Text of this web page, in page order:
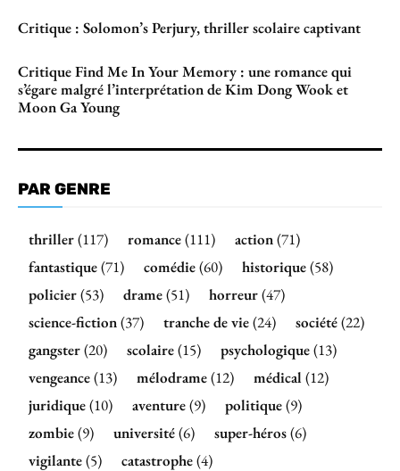
Critique : Solomon’s Perjury, thriller scolaire captivant
Critique Find Me In Your Memory : une romance qui
s’égare malgré l’interprétation de Kim Dong Wook et
Moon Ga Young
PAR GENRE
thriller(117) romance(111) action(71)
fantastique(71) comédie(60) historique(58)
policier(53) drame(51) horreur(47)
science-fiction(37) tranche de vie(24) société(22)
gangster(20) scolaire(15) psychologique(13)
vengeance(13) mélodrame(12) médical(12)
juridique(10) aventure(9) politique(9)
zombie(9) université(6) super-héros(6)
vigilante(5) catastrophe(4)